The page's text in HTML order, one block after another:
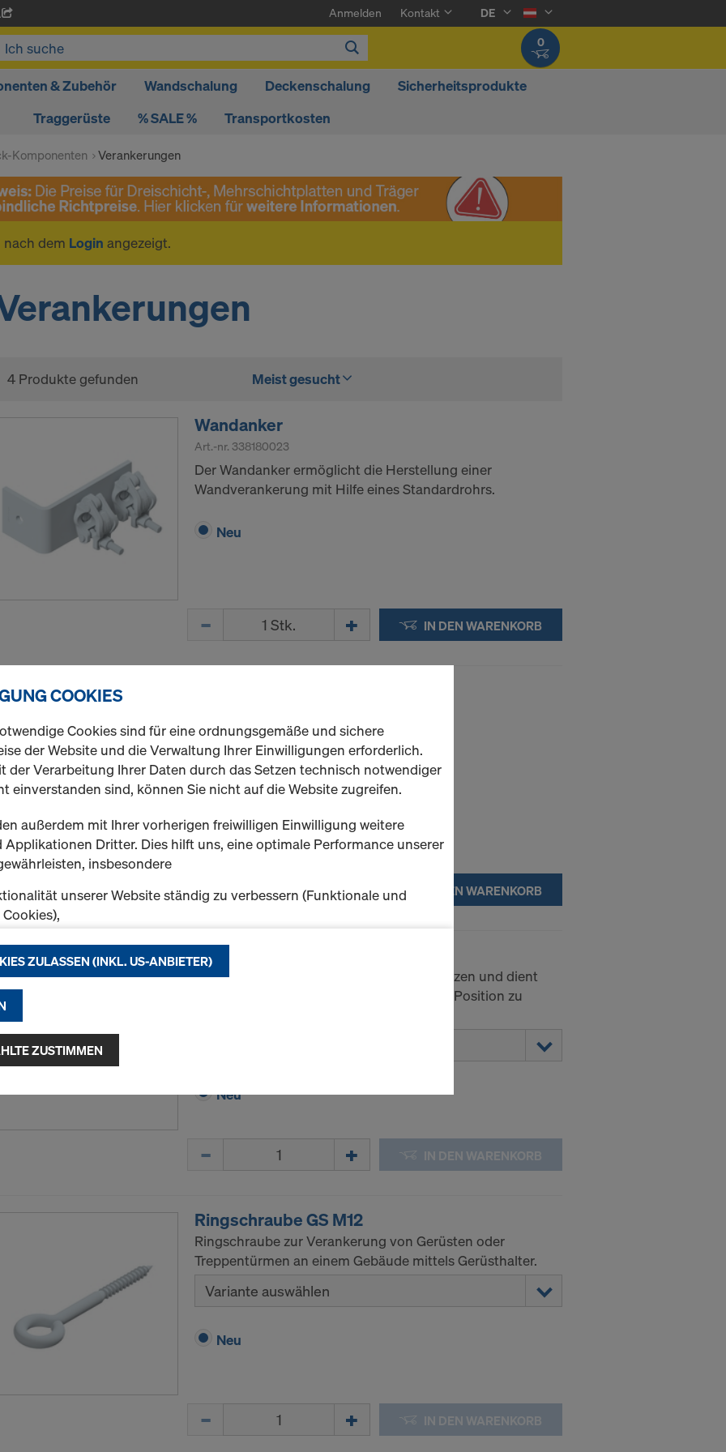
Anmelden Kontakt
DE
0
& Zubehör Wandschalung Deckenschalung
Sicherheitsprodukte
Traggerüste
% SALE % Transportkosten
Komponenten Verankerungen
dem Login angezeigt.
4 Produkte gefunden Meist gesucht
Wandanker
Art.-nr. 338180023
Der Wandanker ermöglicht die Herstellung einer
Wandverankerung mit Hilfe eines Standardrohrs.
Neu
IN DEN WARENKORB
Kunststoffdübel
Neu
IN DEN WARENKORB
Gerüsthalter
Der Gerüsthalter ist ein Gerüstrohr mit Bolzen und dient
dazu, die Stiele ohne Knicken in vertikaler Position zu
Neu
IN DEN WARENKORB
Ringschraube GS M12
Ringschraube zur Verankerung von Gerüsten oder
Treppentürmen an einem Gebäude mittels Gerüsthalter.
Variante auswählen
Neu
IN DEN WARENKORB
COOKIES
Cookies sind für eine ordnungsgemäße und sichere
der Website und die Verwaltung Ihrer Einwilligungen erforderlich.
der Verarbeitung Ihrer Daten durch das Setzen technisch notwendiger
einverstanden sind, können Sie nicht auf die Website zugreifen.
außerdem mit Ihrer vorherigen freiwilligen Einwilligung weitere
Applikationen Dritter. Dies hilft uns, eine optimale Performance unserer
insbesondere
unserer Website ständig zu verbessern (Funktionale und
(Funktionale und Statistik-Cookies) oder
Werbung für Sie als User auf bestimmten Plattformen zu schalten
Cookies).
"Alle Cookies zulassen (inkl. US-Anbieter)" klicken, stimmen Sie der
Verwendung aller Cookies zu. Indem Sie auf "Ausgewählte
stimmen Sie den von Ihnen mit den Checkboxen ausgewählten
Soweit die von Ihnen gewählten Einstellungen auch Anbieter
Daten in Drittstaaten übermitteln, in denen kein
nach Art 45 DSGVO und keine angemessenen
Art 46 DSGVO bestehen, erstreckt sich Ihre Einwilligung auch
unterliegen und dagegen keine wirksamen Rechtsbehelfe
stehen. Sie können alle einwilligungspflichtigen Cookies ablehnen,
"Ablehnen" klicken oder Ihre Cookie-Einstellungen anpassen, indem
am Ende dieser Website klicken und die
Checkboxen verwenden. Sie können Ihre Einwilligung jederzeit
Wirkung für die Zukunft widerrufen, indem Sie zB auf
am Ende dieser Website klicken.
(Erweiterte Cookie-Einstellungen).
MIT DER VERARBEITUNG VON COOKIES UND DER
ZULASSEN (INKL. US-ANBIETER)
ZUSTIMMEN